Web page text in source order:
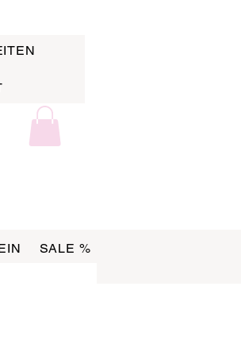
SALE %